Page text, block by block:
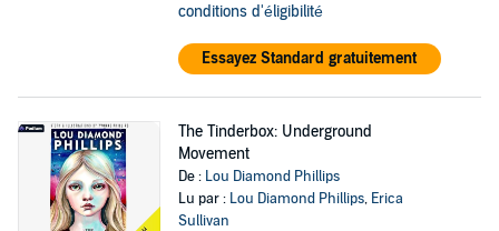
conditions d'éligibilité
Essayez Standard gratuitement
The Tinderbox: Underground
Movement
De : Lou Diamond Phillips
Lu par : Lou Diamond Phillips, Erica
Sullivan